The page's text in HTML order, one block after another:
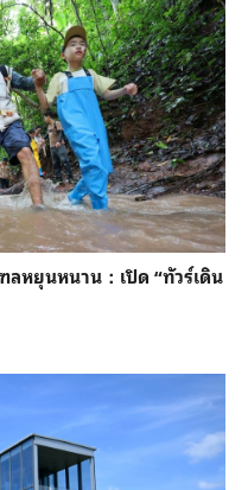
หยุนหนาน：เปิด “ทัวร์เดิน